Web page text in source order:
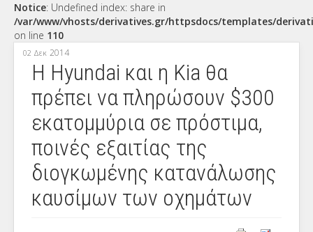
Notice: Undefined index: share in
/var/www/vhosts/derivatives.gr/httpsdocs/templates/
on line 110
02 Δεκ 2014
H Hyundai και η Kia θα
πρέπει να πληρώσουν $300
εκατομμύρια σε πρόστιμα,
ποινές εξαιτίας της
διογκωμένης κατανάλωσης
καυσίμων των οχημάτων